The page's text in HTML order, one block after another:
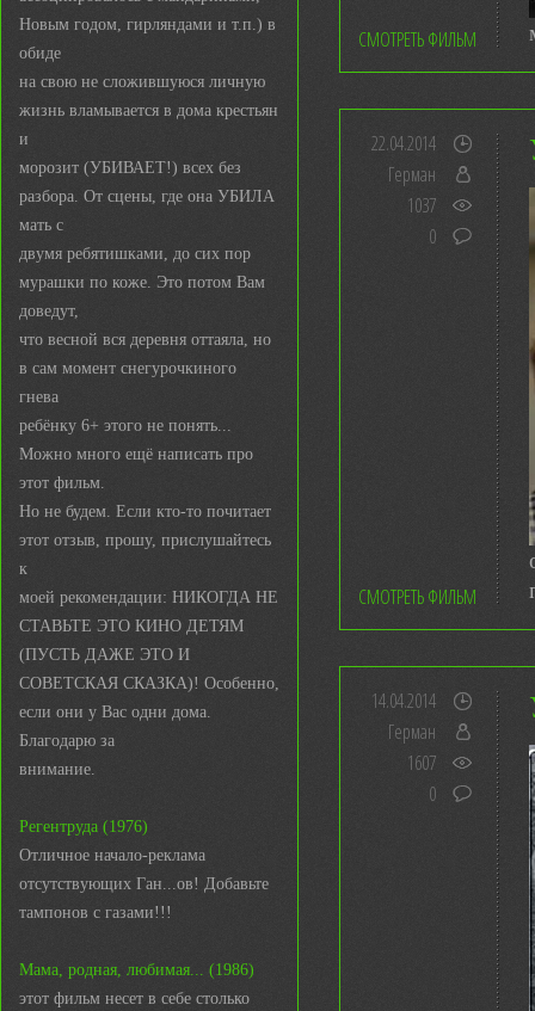
Новым годом, гирляндами и т.п.) в
обиде
на свою не сложившуюся личную
жизнь вламывается в дома крестьян
и
морозит (УБИВАЕТ!) всех без
разбора. От сцены, где она УБИЛА
мать с
двумя ребятишками, до сих пор
мурашки по коже. Это потом Вам
доведут,
что весной вся деревня оттаяла, но
в сам момент снегурочкиного
гнева
ребёнку 6+ этого не понять...
Можно много ещё написать про
этот фильм.
Но не будем. Если кто-то почитает
этот отзыв, прошу, прислушайтесь
к
моей рекомендации: НИКОГДА НЕ
СТАВЬТЕ ЭТО КИНО ДЕТЯМ
(ПУСТЬ ДАЖЕ ЭТО И
СОВЕТСКАЯ СКАЗКА)! Особенно,
если они у Вас одни дома.
Благодарю за
внимание.
Регентруда (1976)
Отличное начало-реклама
отсутствующих Ган...ов! Добавьте
тампонов с газами!!!
Мама, родная, любимая... (1986)
этот фильм несет в себе столько
СМОТРЕТЬ ФИЛЬМ
22.04.2014
Герман
1037
0
СМОТРЕТЬ ФИЛЬМ
14.04.2014
Герман
1607
0